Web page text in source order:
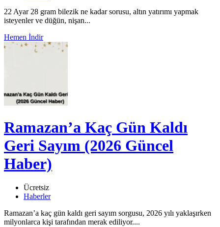
22 Ayar 28 gram bilezik ne kadar sorusu, altın yatırımı yapmak
isteyenler ve düğün, nişan...
Hemen İndir
Ramazan’a Kaç Gün Kaldı
Geri Sayım (2026 Güncel
Haber)
Ücretsiz
Haberler
Ramazan’a kaç gün kaldı geri sayım sorgusu, 2026 yılı yaklaşırken
milyonlarca kişi tarafından merak ediliyor....